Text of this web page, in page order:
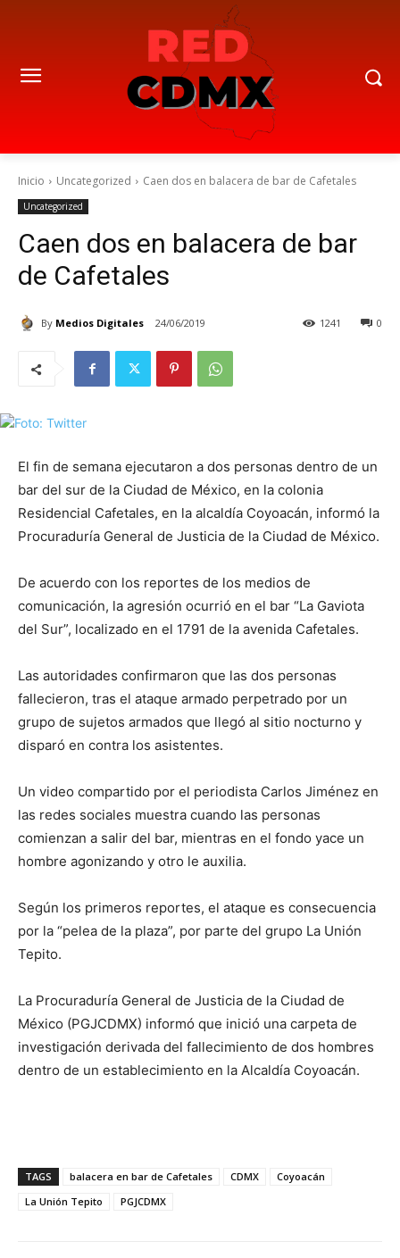
Inicio Uncategorized Caen dos en balacera de bar de Cafetales
Uncategorized
Caen dos en balacera de bar
de Cafetales
By Medios Digitales 24/06/2019 0
1241
El fin de semana ejecutaron a dos personas dentro de un
bar del sur de la Ciudad de México, en la colonia
Residencial Cafetales, en la alcaldía Coyoacán, informó la
Procuraduría General de Justicia de la Ciudad de México.
De acuerdo con los reportes de los medios de
comunicación, la agresión ocurrió en el bar “La Gaviota
del Sur”, localizado en el 1791 de la avenida Cafetales.
Las autoridades confirmaron que las dos personas
fallecieron, tras el ataque armado perpetrado por un
grupo de sujetos armados que llegó al sitio nocturno y
disparó en contra los asistentes.
Un video compartido por el periodista Carlos Jiménez en
las redes sociales muestra cuando las personas
comienzan a salir del bar, mientras en el fondo yace un
hombre agonizando y otro le auxilia.
Según los primeros reportes, el ataque es consecuencia
por la “pelea de la plaza”, por parte del grupo La Unión
Tepito.
La Procuraduría General de Justicia de la Ciudad de
México (PGJCDMX) informó que inició una carpeta de
investigación derivada del fallecimiento de dos hombres
dentro de un establecimiento en la Alcaldía Coyoacán.
TAGS balacera en bar de Cafetales CDMX
Coyoacán
La Unión Tepito
PGJCDMX